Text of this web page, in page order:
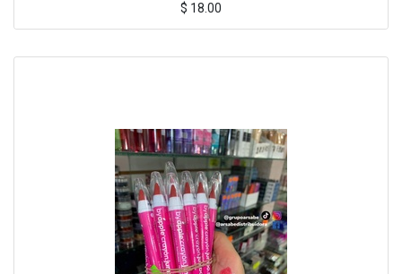
$ 18.00